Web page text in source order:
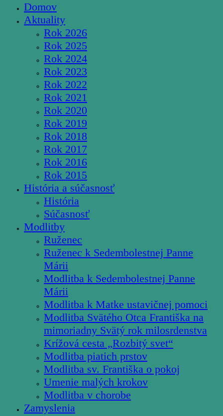
Domov
Aktuality
Rok 2026
Rok 2025
Rok 2024
Rok 2023
Rok 2022
Rok 2021
Rok 2020
Rok 2019
Rok 2018
Rok 2017
Rok 2016
Rok 2015
História a súčasnosť
História
Súčasnosť
Modlitby
Ruženec
Ruženec k Sedembolestnej Panne
Márii
Modlitba k Sedembolestnej Panne
Márii
Modlitba k Matke ustavičnej pomoci
Modlitba Svätého Otca Františka na
mimoriadny Svätý rok milosrdenstva
Krížová cesta „Rozbitý svet“
Modlitba piatich prstov
Modlitba sv. Františka o pokoj
Umenie malých krokov
Modlitba v chorobe
Zamyslenia